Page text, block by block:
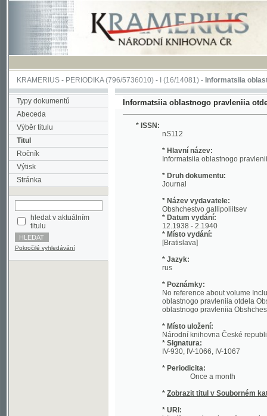
KRAMERIUS-PERIODIKA(796/5736010) -I(16/14081) -Informatsiia oblastnogo
Typy dokumentů
Abeceda
Výběr titulu
Titul
Ročník
Výtisk
Stránka
hledat v aktuálním
Pokročilé vyhledávání
Informatsiia oblastnogo pravleniia otdela
* ISSN:
nS112
* Hlavní název:
* Druh dokumentu:
* Název vydavatele:
* Datum vydání:
12.1938 - 2.1940
* Místo vydání:
[Bratislava]
* Jazyk:
* Poznámky:
No reference about volume Included:
oblastnogo pravleniia Obshchestva
* Místo uložení:
Národní knihovna České republiky -
* Signatura:
* Periodicita:
Once a month
Zobrazit titul v Souborném katalogu
http://kramerius.nkp.cz/kramerius/